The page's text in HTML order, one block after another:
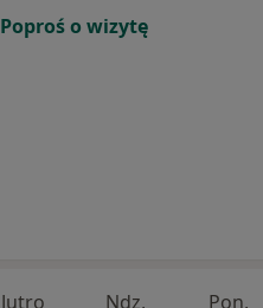
Poproś o wizytę
Jutro Ndz, Pon,